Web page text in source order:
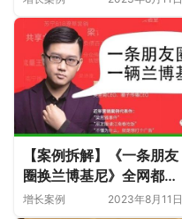
【案例拆解】《一条朋友
圈换兰博基尼》全网都没
拆解出的真相全在这篇
增长案例 2023年8月11日